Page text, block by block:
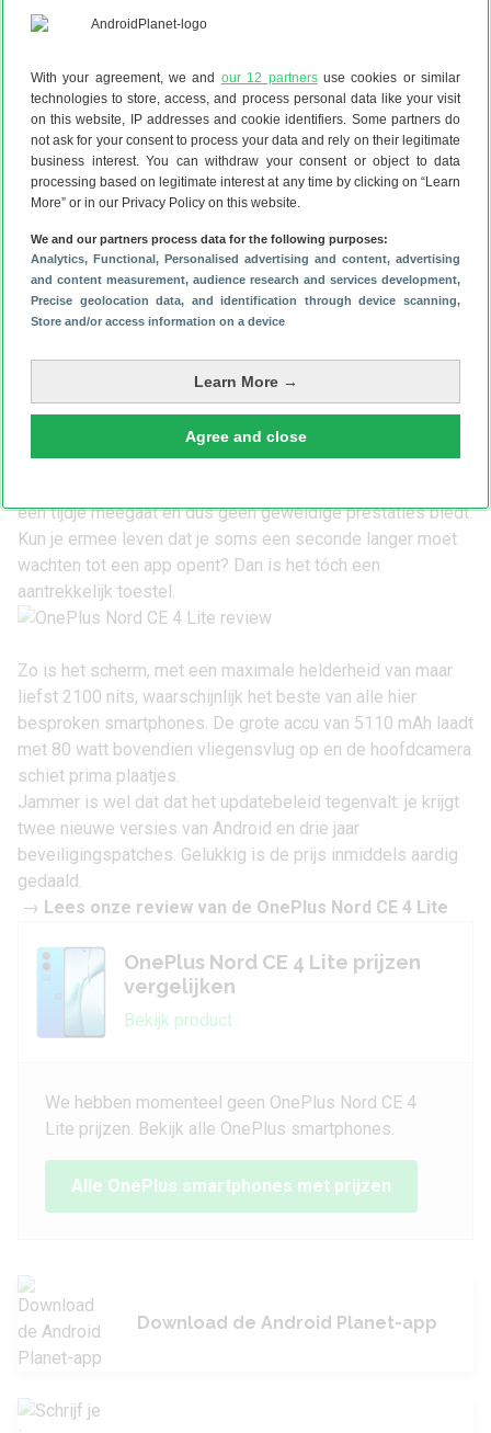
With your agreement, we and our 12 partnersuse cookies or similar
technologies to store, access, and process personal data like your visit
on this website, IP addresses and cookie identifiers. Some partners do
not ask for your consent to process your data and rely on their legitimate
business interest. You can withdraw your consent or object to data
processing based on legitimate interest at any time by clicking on “Learn
More” or in our Privacy Policy on this website.
We and our partners process data for the following purposes:
Analytics, Functional, Personalised advertising and content, advertising
and content measurement, audience research and services development,
Precise geolocation data, and identification through device scanning,
Store and/or access information on a device
Learn More →
Agree and close
watt dan wel weer lekker snel op.
Xiaomi Redmi Note 13 Pro (5G)
prijzen vergelijken
Bekijk product
Los nieuw
€ 263,95
4. OnePlus Nord CE 4 Lite
DeOnePlus Nord CE 4 Litedraait net als zijn voorgangers
een tijdje meegaat en dus geen geweldige prestaties biedt.
Kun je ermee leven dat je soms een seconde langer moet
wachten tot een app opent? Dan is het tóch een
aantrekkelijk toestel.
Zo is het scherm, met een maximale helderheid van maar
liefst 2100 nits, waarschijnlijk het beste van alle hier
besproken smartphones. De grote accu van 5110 mAh laadt
met 80 watt bovendien vliegensvlug op en de hoofdcamera
schiet prima plaatjes.
Jammer is wel dat dat het updatebeleid tegenvalt: je krijgt
twee nieuwe versies van Android en drie jaar
beveiligingspatches. Gelukkig is de prijs inmiddels aardig
gedaald.
→ Lees onze review van de OnePlus Nord CE 4 Lite
OnePlus Nord CE 4 Lite prijzen
vergelijken
Bekijk product
We hebben momenteel geen OnePlus Nord CE 4
Lite prijzen. Bekijk alle OnePlus smartphones.
Alle OnePlus smartphones met prijzen
Download de Android Planet-app